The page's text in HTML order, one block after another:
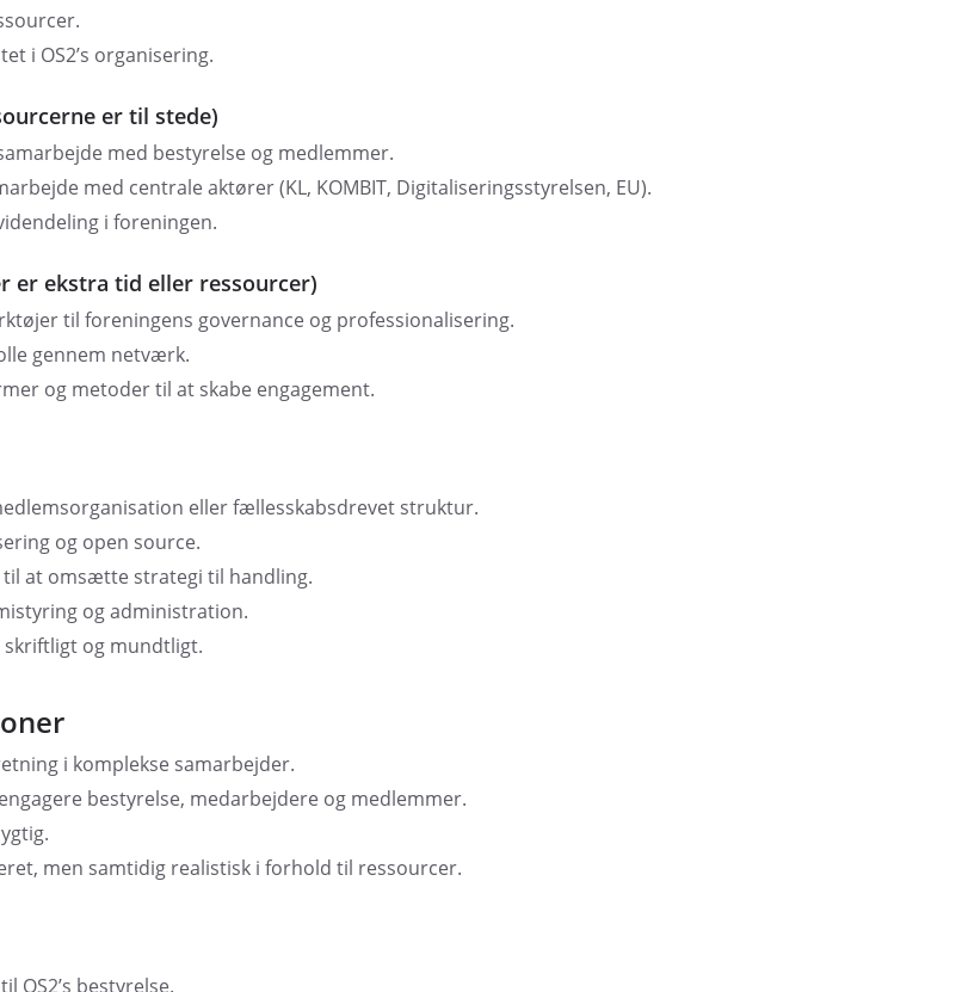
i OS2’s organisering.
er til stede)
med bestyrelse og medlemmer.
med centrale aktører (KL, KOMBIT, Digitaliseringsstyrelsen, EU).
i foreningen.
er ekstra tid eller ressourcer)
til foreningens governance og professionalisering.
gennem netværk.
og metoder til at skabe engagement.
eller fællesskabsdrevet struktur.
og open source.
til at omsætte strategi til handling.
og administration.
og mundtligt.
i komplekse samarbejder.
bestyrelse, medarbejdere og medlemmer.
men samtidig realistisk i forhold til ressourcer.
OS2’s bestyrelse.